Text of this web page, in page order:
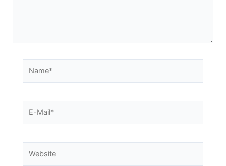
Mail*